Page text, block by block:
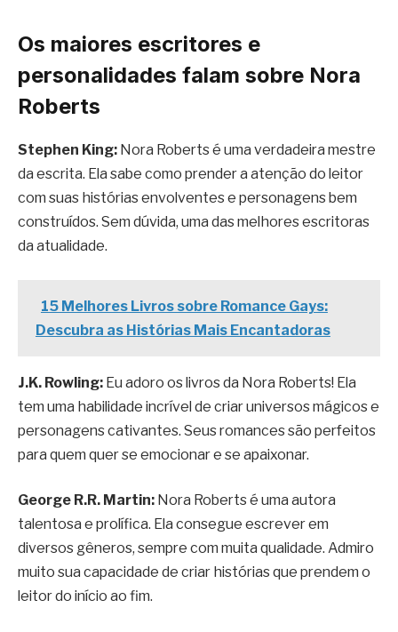
Os maiores escritores e
personalidades falam sobre Nora
Roberts
Stephen King: Nora Roberts é uma verdadeira mestre
da escrita. Ela sabe como prender a atenção do leitor
com suas histórias envolventes e personagens bem
construídos. Sem dúvida, uma das melhores escritoras
da atualidade.
15 Melhores Livros sobre Romance Gays:
Descubra as Histórias Mais Encantadoras
J.K. Rowling: Eu adoro os livros da Nora Roberts! Ela
tem uma habilidade incrível de criar universos mágicos e
personagens cativantes. Seus romances são perfeitos
para quem quer se emocionar e se apaixonar.
George R.R. Martin: Nora Roberts é uma autora
talentosa e prolífica. Ela consegue escrever em
diversos gêneros, sempre com muita qualidade. Admiro
muito sua capacidade de criar histórias que prendem o
leitor do início ao fim.